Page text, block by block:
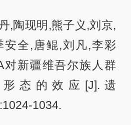
,陶现明,熊子义,刘京,
安全,唐鲲,刘凡,李彩
对新疆维吾尔族人群
态的效应[J].遗
1034.